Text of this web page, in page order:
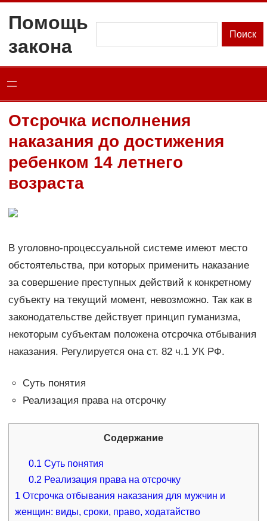
содержимому
Помощь
закона
Поиск
Отсрочка исполнения
наказания до достижения
ребенком 14 летнего
возраста
В уголовно-процессуальной системе имеют место
обстоятельства, при которых применить наказание
за совершение преступных действий к конкретному
субъекту на текущий момент, невозможно. Так как в
законодательстве действует принцип гуманизма,
некоторым субъектам положена отсрочка отбывания
наказания. Регулируется она ст. 82 ч.1 УК РФ.
Суть понятия
Реализация права на отсрочку
Содержание
0.1 Суть понятия
0.2 Реализация права на отсрочку
1 Отсрочка отбывания наказания для мужчин и
женщин: виды, сроки, право, ходатайство